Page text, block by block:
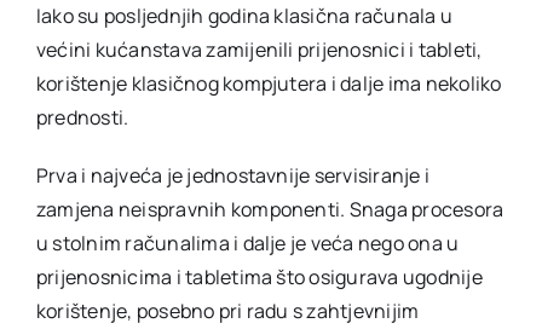
Iako su posljednjih godina klasična računala u
većini kućanstava zamijenili prijenosnici i tableti,
korištenje klasičnog kompjutera i dalje ima nekoliko
prednosti.
Prva i najveća je jednostavnije servisiranje i
zamjena neispravnih komponenti. Snaga procesora
u stolnim računalima i dalje je veća nego ona u
prijenosnicima i tabletima što osigurava ugodnije
korištenje, posebno pri radu s zahtjevnijim